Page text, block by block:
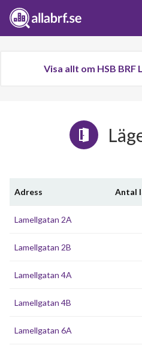
Visa allt om HSB BRF
Adress Antal
Lamellgatan 2A
Lamellgatan 2B
Lamellgatan 4A
Lamellgatan 4B
Lamellgatan 6A